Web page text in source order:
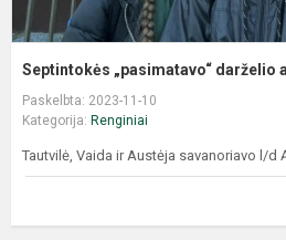
Septintokės „pasimatavo“ darželio
Paskelbta: 2023-11-10
Kategorija: Renginiai
Tautvilė, Vaida ir Austėja savanoriavo l/d